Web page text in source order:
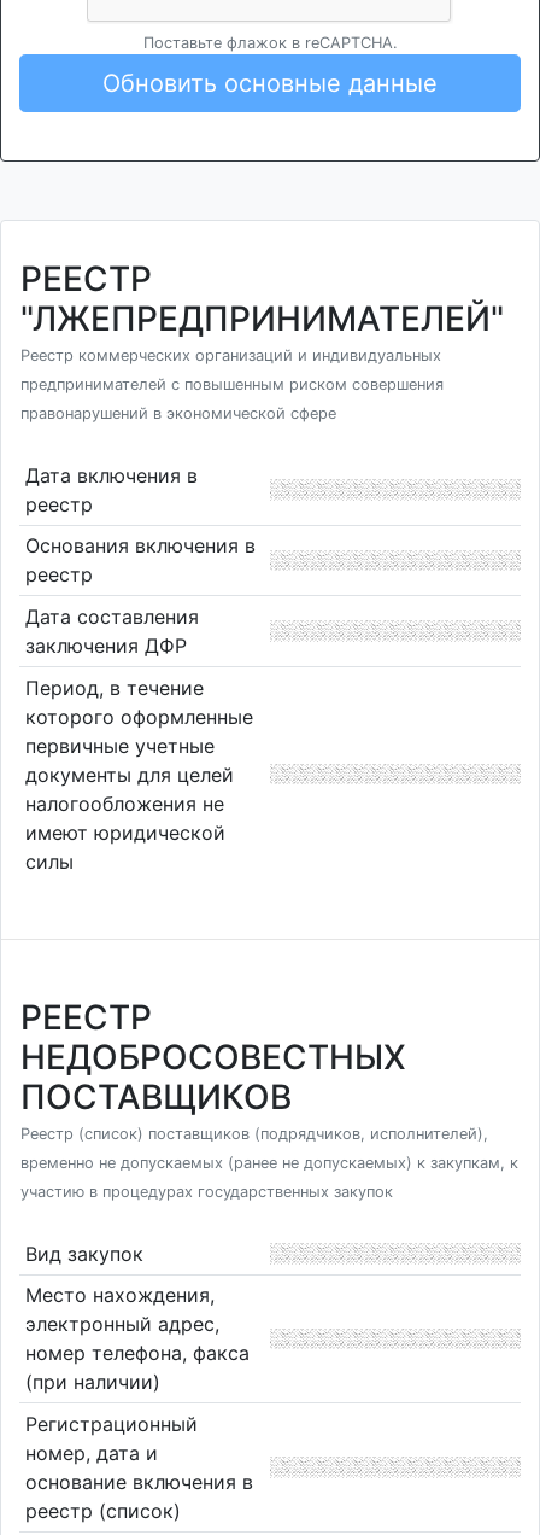
Поставьте флажок в reCAPTCHA.
Обновить основные данные
РЕЕСТР
"ЛЖЕПРЕДПРИНИМАТЕЛЕЙ"
Реестр коммерческих организаций и индивидуальных
предпринимателей с повышенным риском совершения
правонарушений в экономической сфере
Дата включения в
реестр
Основания включения в
реестр
Дата составления
заключения ДФР
Период, в течение
которого оформленные
первичные учетные
документы для целей
налогообложения не
имеют юридической
силы
РЕЕСТР
НЕДОБРОСОВЕСТНЫХ
ПОСТАВЩИКОВ
Реестр (список) поставщиков (подрядчиков, исполнителей),
временно не допускаемых (ранее не допускаемых) к закупкам, к
участию в процедурах государственных закупок
Вид закупок
Место нахождения,
электронный адрес,
номер телефона, факса
(при наличии)
Регистрационный
номер, дата и
основание включения в
реестр (список)